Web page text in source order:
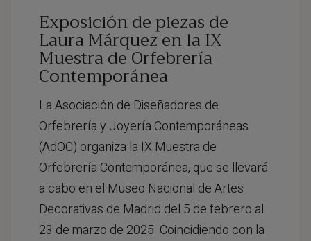
Exposición de piezas de
Laura Márquez en la IX
Muestra de Orfebrería
Contemporánea
La Asociación de Diseñadores de
Orfebrería y Joyería Contemporáneas
(AdOC) organiza la IX Muestra de
Orfebrería Contemporánea, que se llevará
a cabo en el Museo Nacional de Artes
Decorativas de Madrid del 5 de febrero al
23 de marzo de 2025. Coincidiendo con la